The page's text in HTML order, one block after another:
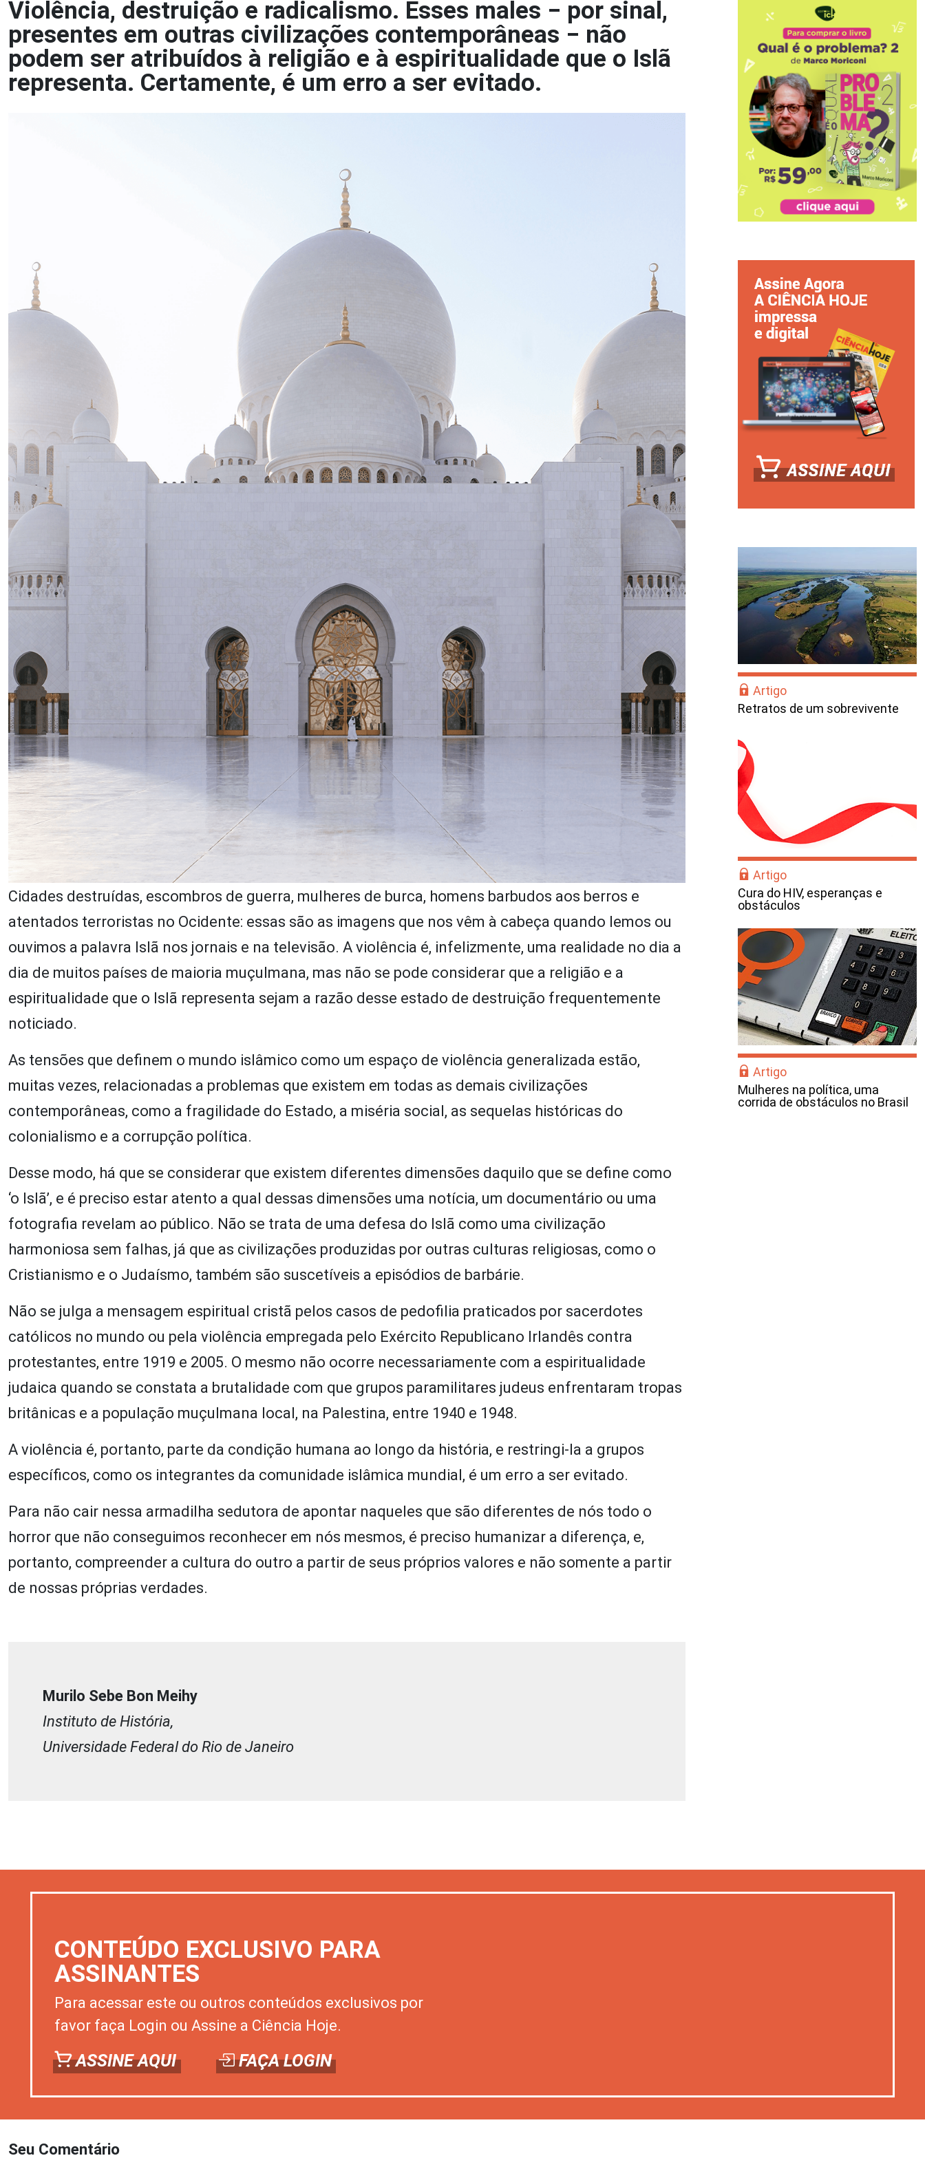
Violência, destruição e radicalismo. Esses males ‒ por sinal,
presentes em outras civilizações contemporâneas ‒ não
podem ser atribuídos à religião e à espiritualidade que o Islã
representa. Certamente, é um erro a ser evitado.
Cidades destruídas, escombros de guerra, mulheres de burca, homens barbudos aos berros e
atentados terroristas no Ocidente: essas são as imagens que nos vêm à cabeça quando lemos ou
ouvimos a palavra Islã nos jornais e na televisão. A violência é, infelizmente, uma realidade no dia a
dia de muitos países de maioria muçulmana, mas não se pode considerar que a religião e a
espiritualidade que o Islã representa sejam a razão desse estado de destruição frequentemente
noticiado.
As tensões que definem o mundo islâmico como um espaço de violência generalizada estão,
muitas vezes, relacionadas a problemas que existem em todas as demais civilizações
contemporâneas, como a fragilidade do Estado, a miséria social, as sequelas históricas do
colonialismo e a corrupção política.
Desse modo, há que se considerar que existem diferentes dimensões daquilo que se define como
‘o Islã’, e é preciso estar atento a qual dessas dimensões uma notícia, um documentário ou uma
fotografia revelam ao público. Não se trata de uma defesa do Islã como uma civilização
harmoniosa sem falhas, já que as civilizações produzidas por outras culturas religiosas, como o
Cristianismo e o Judaísmo, também são suscetíveis a episódios de barbárie.
Não se julga a mensagem espiritual cristã pelos casos de pedofilia praticados por sacerdotes
católicos no mundo ou pela violência empregada pelo Exército Republicano Irlandês contra
protestantes, entre 1919 e 2005. O mesmo não ocorre necessariamente com a espiritualidade
judaica quando se constata a brutalidade com que grupos paramilitares judeus enfrentaram tropas
britânicas e a população muçulmana local, na Palestina, entre 1940 e 1948.
A violência é, portanto, parte da condição humana ao longo da história, e restringi-la a grupos
específicos, como os integrantes da comunidade islâmica mundial, é um erro a ser evitado.
Para não cair nessa armadilha sedutora de apontar naqueles que são diferentes de nós todo o
horror que não conseguimos reconhecer em nós mesmos, é preciso humanizar a diferença, e,
portanto, compreender a cultura do outro a partir de seus próprios valores e não somente a partir
de nossas próprias verdades.
Murilo Sebe Bon Meihy
Instituto de História,
Universidade Federal do Rio de Janeiro
Artigo
Retratos de um sobrevivente
Artigo
Cura do HIV, esperanças e
obstáculos
Artigo
Mulheres na política, uma
corrida de obstáculos no Brasil
CONTEÚDO EXCLUSIVO PARA
ASSINANTES
Para acessar este ou outros conteúdos exclusivos por
favor faça Login ou Assine a Ciência Hoje.
ASSINE AQUI FAÇA LOGIN
Seu Comentário